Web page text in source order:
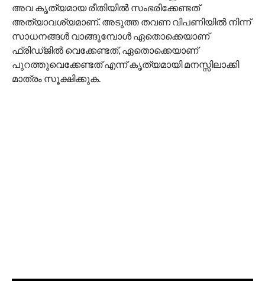
അവ കൃത്യമായ രീതിയിൽ സംഭരിക്കേണ്ടത്
അത്യാവശ്യമാണ്. അടുത്ത തവണ വിപണിയിൽ നിന്ന്
സാധനങ്ങൾ വാങ്ങുമ്പോൾ ഏതൊക്കെയാണ്
ഫ്രിഡ്ജിൽ വെക്കേണ്ടത്, ഏതൊക്കെയാണ്
പുറത്തുവെക്കേണ്ടത് എന്ന് കൃത്യമായി മനസ്സിലാക്കി
മാത്രം സൂക്ഷിക്കുക.